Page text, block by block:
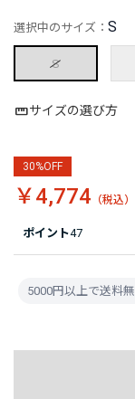
ポイント47
選択中のサイズ： S
S
サイズの選び方
30%OFF
￥4,774
5000円以上で送料